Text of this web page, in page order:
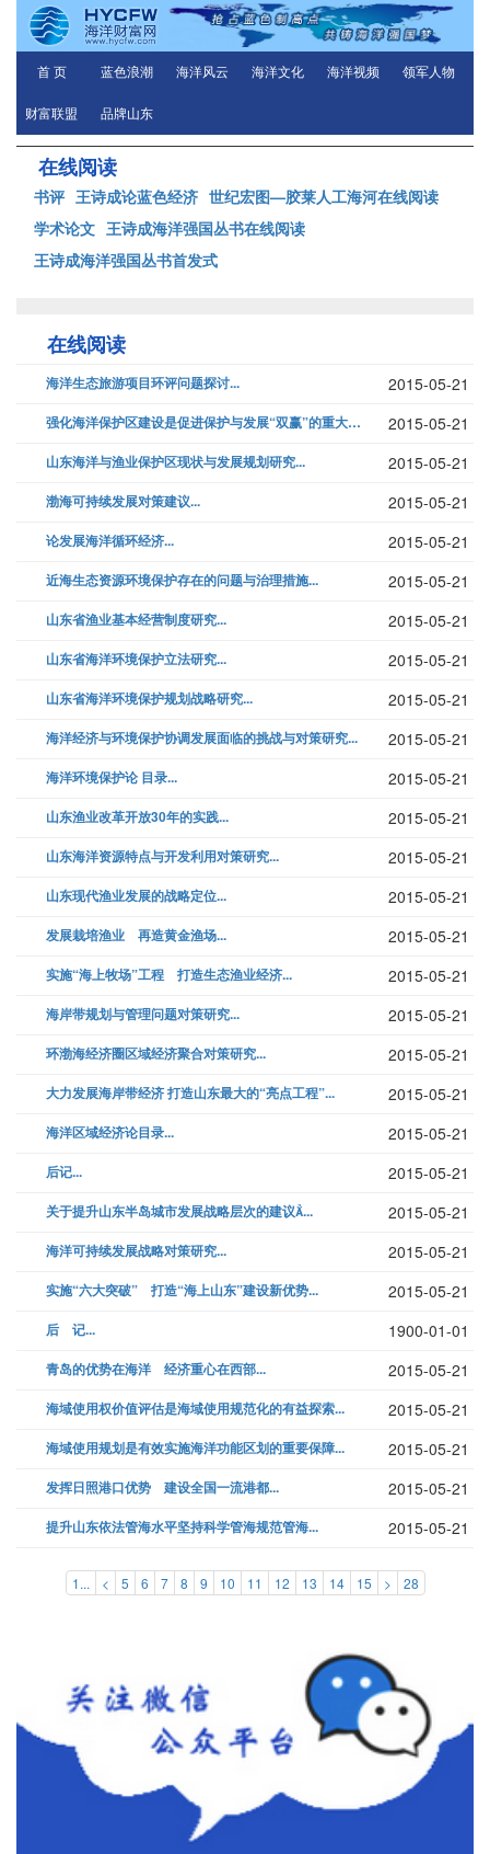
首 页 蓝色浪潮 海洋风云 海洋文化 海洋视频 领军人物
财富联盟 品牌山东
在线阅读
书评 王诗成论蓝色经济 世纪宏图—胶莱人工海河在线阅读
学术论文 王诗成海洋强国丛书在线阅读
王诗成海洋强国丛书首发式
在线阅读
海洋生态旅游项目环评问题探讨... 2015-05-21
强化海洋保护区建设是促进保护与发展“双赢”的重大举措... 2015-05-21
山东海洋与渔业保护区现状与发展规划研究... 2015-05-21
渤海可持续发展对策建议... 2015-05-21
论发展海洋循环经济... 2015-05-21
近海生态资源环境保护存在的问题与治理措施... 2015-05-21
山东省渔业基本经营制度研究... 2015-05-21
山东省海洋环境保护立法研究... 2015-05-21
山东省海洋环境保护规划战略研究... 2015-05-21
海洋经济与环境保护协调发展面临的挑战与对策研究... 2015-05-21
海洋环境保护论 目录... 2015-05-21
山东渔业改革开放30年的实践... 2015-05-21
山东海洋资源特点与开发利用对策研究... 2015-05-21
山东现代渔业发展的战略定位... 2015-05-21
发展栽培渔业 再造黄金渔场... 2015-05-21
实施“海上牧场”工程 打造生态渔业经济... 2015-05-21
海岸带规划与管理问题对策研究... 2015-05-21
环渤海经济圈区域经济聚合对策研究... 2015-05-21
大力发展海岸带经济 打造山东最大的“亮点工程”... 2015-05-21
海洋区域经济论目录... 2015-05-21
后记... 2015-05-21
关于提升山东半岛城市发展战略层次的建议... 2015-05-21
海洋可持续发展战略对策研究... 2015-05-21
实施“六大突破” 打造“海上山东”建设新优势... 2015-05-21
后 记... 1900-01-01
青岛的优势在海洋 经济重心在西部... 2015-05-21
海域使用权价值评估是海域使用规范化的有益探索... 2015-05-21
海域使用规划是有效实施海洋功能区划的重要保障... 2015-05-21
发挥日照港口优势 建设全国一流港都... 2015-05-21
提升山东依法管海水平坚持科学管海规范管海... 2015-05-21
1... < 5 6 7 8 9 10 11 12 13 14 15 > 28